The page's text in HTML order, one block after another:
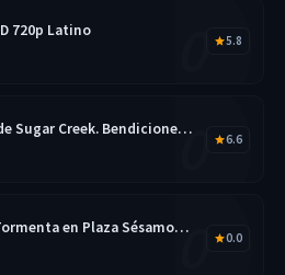
720p Latino
5.8
Sugar Creek. Bendiciones
720p Latino
6.6
en Plaza Sésamo
0.0